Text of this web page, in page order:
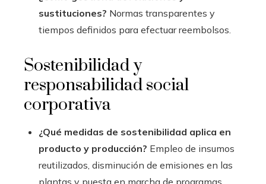
sustituciones? Normas transparentes y
tiempos definidos para efectuar reembolsos.
Sostenibilidad y
responsabilidad social
corporativa
¿Qué medidas de sostenibilidad aplica en
producto y producción? Empleo de insumos
reutilizados, disminución de emisiones en las
plantas y puesta en marcha de programas